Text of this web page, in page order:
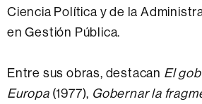
Ciencia Política y de la
en Gestión Pública.
Entre sus obras, destacan El
Europa(1977), Gobernar la